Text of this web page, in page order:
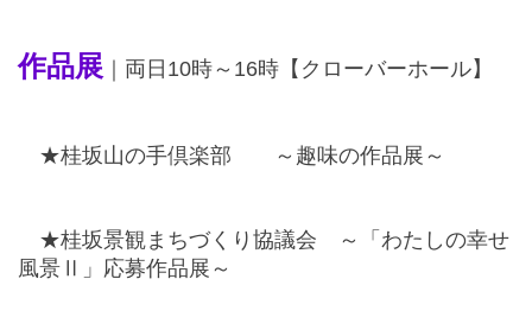
作品展 ｜両日 10時～ 16時【クローバーホール】
★桂坂山の手倶楽部 ～趣味の作品展～
★桂坂景観まちづくり協議会 ～「わたしの幸せ
風景Ⅱ」応募作品展～